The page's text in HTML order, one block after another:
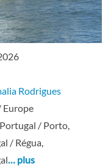
Rodrigues
Europe
/ Porto,
/ Régua,
… plus